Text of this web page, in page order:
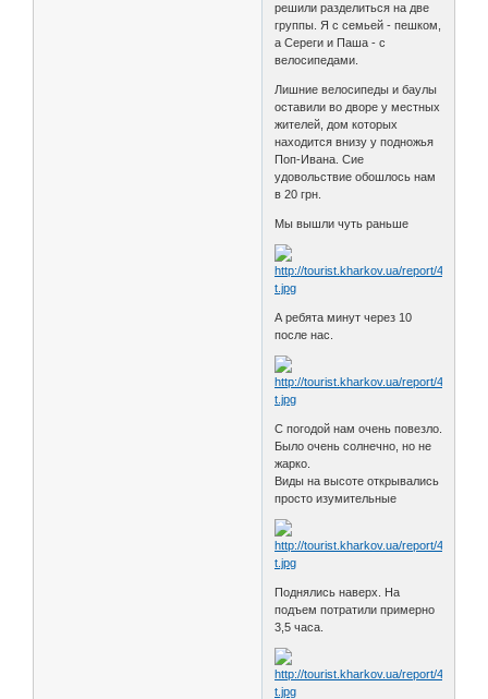
решили разделиться на две
группы. Я с семьей - пешком,
а Сереги и Паша - с
велосипедами.
Лишние велосипеды и баулы
оставили во дворе у местных
жителей, дом которых
находится внизу у подножья
Поп-Ивана. Сие
удовольствие обошлось нам
в 20 грн.
Мы вышли чуть раньше
А ребята минут через 10
после нас.
С погодой нам очень повезло.
Было очень солнечно, но не
жарко.
Виды на высоте открывались
просто изумительные
Поднялись наверх. На
подъем потратили примерно
3,5 часа.